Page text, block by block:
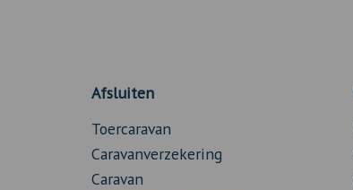
Afsluiten
Toercaravan
Caravanverzekering
Caravan